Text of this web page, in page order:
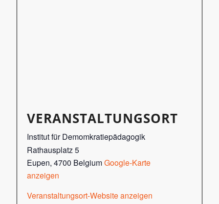
VERANSTALTUNGSORT
Institut für Demomkratiepädagogik
Rathausplatz 5
Eupen, 4700 BelgiumGoogle-Karte
anzeigen
Veranstaltungsort-Website anzeigen